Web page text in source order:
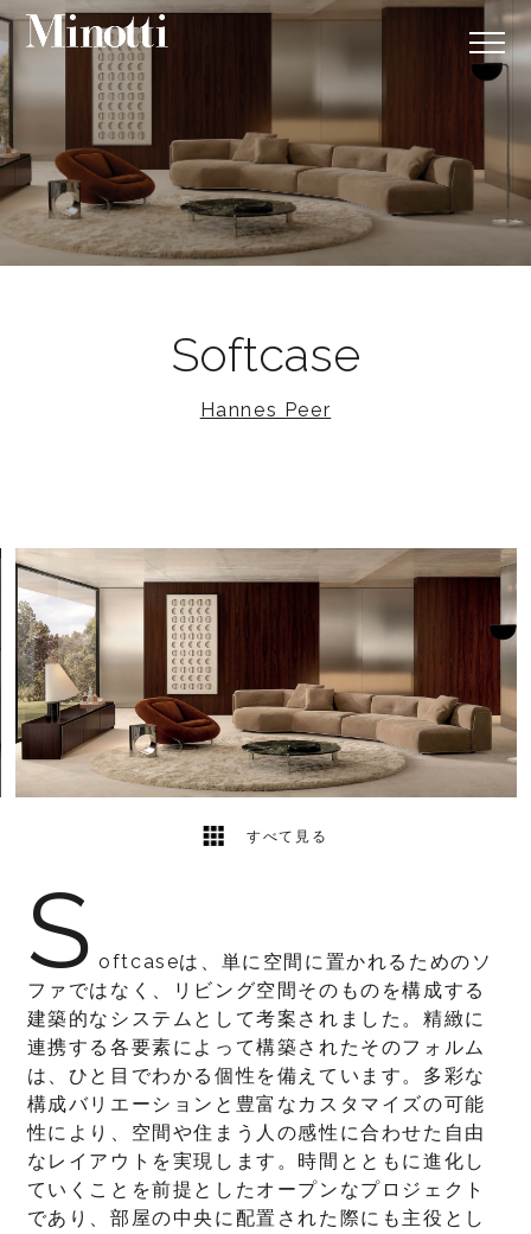
Softcase
Hannes Peer
すべて見る
23
S oftcaseは、単に空間に置かれるためのソ
ファではなく、リビング空間そのものを構成する
建築的なシステムとして考案されました。精緻に
連携する各要素によって構築されたそのフォルム
は、ひと目でわかる個性を備えています。多彩な
構成バリエーションと豊富なカスタマイズの可能
性により、空間や住まう人の感性に合わせた自由
なレイアウトを実現します。時間とともに進化し
ていくことを前提としたオープンなプロジェクト
であり、部屋の中央に配置された際にも主役とし